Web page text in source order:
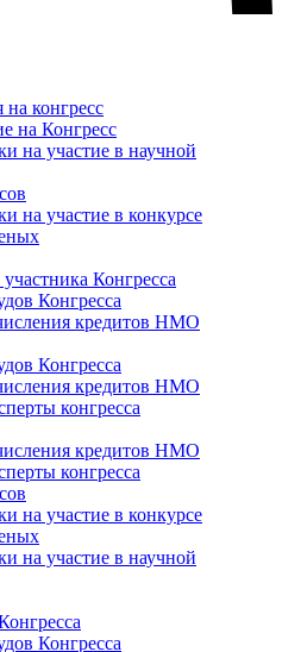
на конгресс
на Конгресс
на участие в научной
на участие в конкурсе
Конгресса
Конгресса
кредитов НМО
Конгресса
кредитов НМО
конгресса
кредитов НМО
конгресса
на участие в конкурсе
на участие в научной
Конгресса